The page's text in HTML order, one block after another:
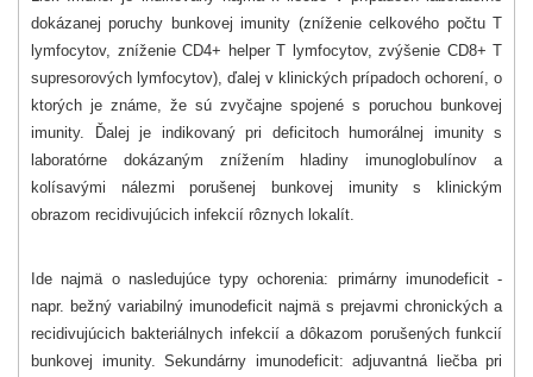
dokázanej poruchy bunkovej imunity (zníženie celkového počtu T
lymfocytov, zníženie CD4+ helper T lymfocytov, zvýšenie CD8+ T
supresorových lymfocytov), ďalej v klinických prípadoch ochorení, o
ktorých je známe, že sú zvyčajne spojené s poruchou bunkovej
imunity. Ďalej je indikovaný pri deficitoch humorálnej imunity s
laboratórne dokázaným znížením hladiny imunoglobulínov a
kolísavými nálezmi porušenej bunkovej imunity s klinickým
obrazom recidivujúcich infekcií rôznych lokalít.
Ide najmä o nasledujúce typy ochorenia: primárny imunodeficit -
napr. bežný variabilný imunodeficit najmä s prejavmi chronických a
recidivujúcich bakteriálnych infekcií a dôkazom porušených funkcií
bunkovej imunity. Sekundárny imunodeficit: adjuvantná liečba pri